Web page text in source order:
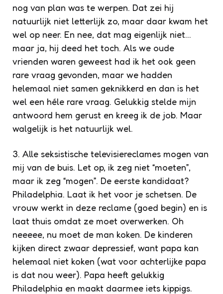
nog van plan was te werpen. Dat zei hij
natuurlijk niet letterlijk zo, maar daar kwam het
wel op neer. En nee, dat mag eigenlijk niet…
maar ja, hij deed het toch. Als we oude
vrienden waren geweest had ik het ook geen
rare vraag gevonden, maar we hadden
helemaal niet samen geknikkerd en dan is het
wel een héle rare vraag. Gelukkig stelde mijn
antwoord hem gerust en kreeg ik de job. Maar
walgelijk is het natuurlijk wel.
3. Alle seksistische televisiereclames mogen van
mij van de buis. Let op, ik zeg niet “moeten”,
maar ik zeg “mogen”. De eerste kandidaat?
Philadelphia. Laat ik het voor je schetsen. De
vrouw werkt in deze reclame (goed begin) en is
laat thuis omdat ze moet overwerken. Oh
neeeee, nu moet de man koken. De kinderen
kijken direct zwaar depressief, want papa kan
helemaal niet koken (wat voor achterlijke papa
is dat nou weer). Papa heeft gelukkig
Philadelphia en maakt daarmee iets kippigs.